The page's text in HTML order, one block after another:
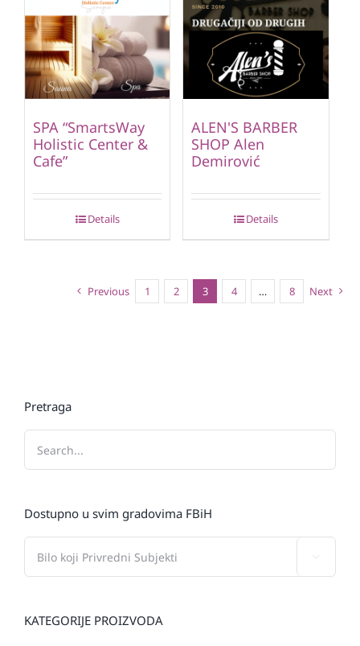
SPA “SmartsWay
Holistic Center &
Cafe”
Details
ALEN'S BARBER
SHOP Alen
Demirović
Details
Previous 1 2 3 4 … 8 Next
Pretraga
Dostupno u svim gradovima FBiH
KATEGORIJE PROIZVODA